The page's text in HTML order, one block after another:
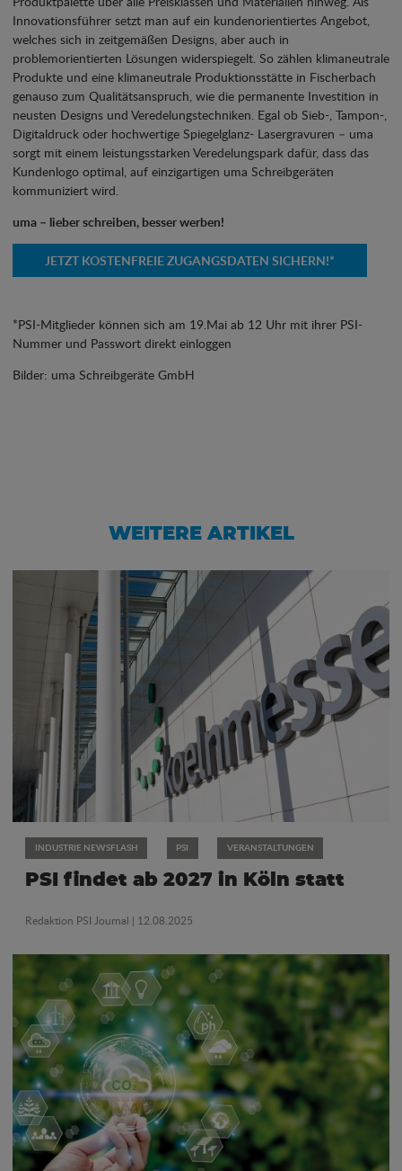
Innovationsführer setzt man auf ein kundenorientiertes Angebot,
welches sich in zeitgemäßen Designs, aber auch in
problemorientierten Lösungen widerspiegelt. So zählen klimaneutrale
Produkte und eine klimaneutrale Produktionsstätte in Fischerbach
genauso zum Qualitätsanspruch, wie die permanente Investition in
neusten Designs und Veredelungstechniken. Egal ob Sieb-, Tampon-,
Digitaldruck oder hochwertige Spiegelglanz- Lasergravuren – uma
sorgt mit einem leistungsstarken Veredelungspark dafür, dass das
Kundenlogo optimal, auf einzigartigen uma Schreibgeräten
kommuniziert wird.
uma – lieber schreiben, besser werben!
JETZT KOSTENFREIE ZUGANGSDATEN SICHERN!*
*PSI-Mitglieder können sich am 19.Mai ab 12 Uhr mit ihrer PSI-
Nummer und Passwort direkt einloggen
Bilder: uma Schreibgeräte GmbH
WEITERE ARTIKEL
INDUSTRIE NEWSFLASH PSI VERANSTALTUNGEN
PSI findet ab 2027 in Köln statt
Redaktion PSI Journal | 12.08.2025